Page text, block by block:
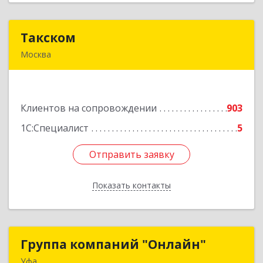
Такском
Москва
Клиентов на сопровождении
903
1С:Специалист
5
Отправить заявку
Показать контакты
Подробнее
Отправить заявку
Назад
Группа компаний "Онлайн"
Группа компаний "Онлайн"